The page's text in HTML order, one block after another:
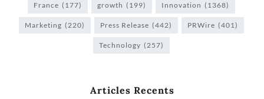
France (177) growth (199) Innovation (1368)
Marketing (220) Press Release (442) PRWire (401)
Technology (257)
Articles Recents